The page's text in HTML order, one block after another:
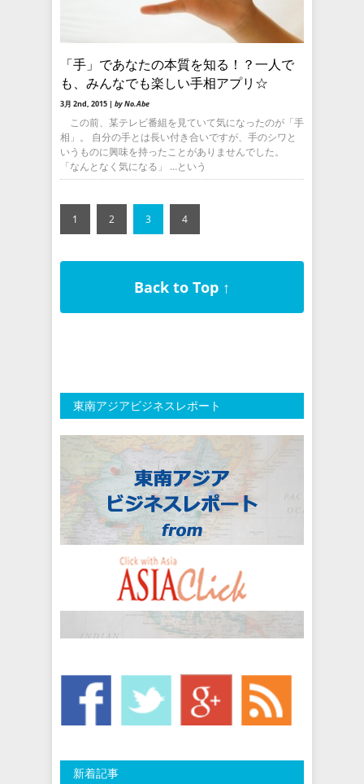
「手」であなたの本質を知る！？一人で
も、みんなでも楽しい手相アプリ☆
3月 2nd, 2015 | by No.Abe
この前、某テレビ番組を見ていて気になったのが「手
相」。 自分の手とは長い付き合いですが、手のシワと
いうものに興味を持ったことがありませんでした。
「なんとなく気になる」 …という
1 2 3 4
Back to Top ↑
東南アジアビジネスレポート
新着記事